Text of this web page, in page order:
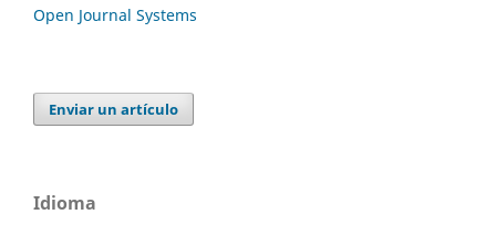
Open Journal Systems
Enviar un artículo
Idioma